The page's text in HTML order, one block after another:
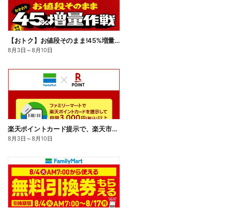
【おトク】お値段そのまま!45%増量作戦!
8月3日 ～8月10日
楽天ポイントカード提示で、楽天市場でのお買い物がおトクに!
8月3日 ～8月10日